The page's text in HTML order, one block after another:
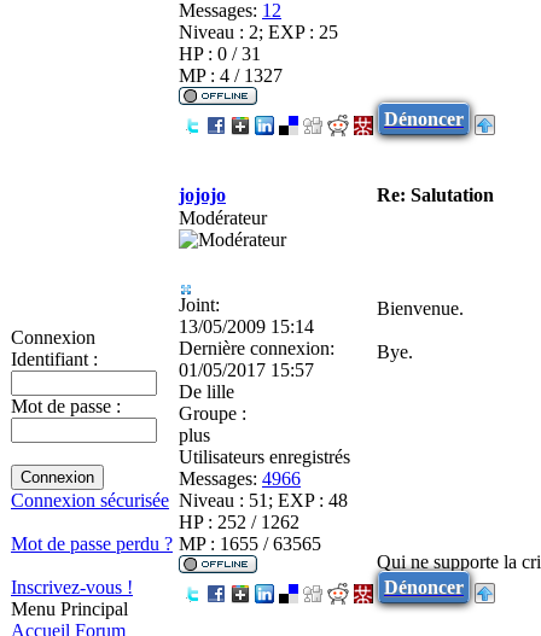
Connexion
Identifiant :
Mot de passe :
Connexion sécurisée
Mot de passe perdu ?
Inscrivez-vous !
Menu Principal
Accueil Forum
Messages: 12
Niveau : 2; EXP : 25
HP : 0 / 31
MP : 4 / 1327
Dénoncer
jojojo
Re: Salutation
Modérateur
Joint:
13/05/2009 15:14
Dernière connexion:
01/05/2017 15:57
De lille
Groupe :
plus
Utilisateurs enregistrés
Messages: 4966
Niveau : 51; EXP : 48
HP : 252 / 1262
MP : 1655 / 63565
Bienvenue.
Bye.
Qui ne supporte la
Dénoncer